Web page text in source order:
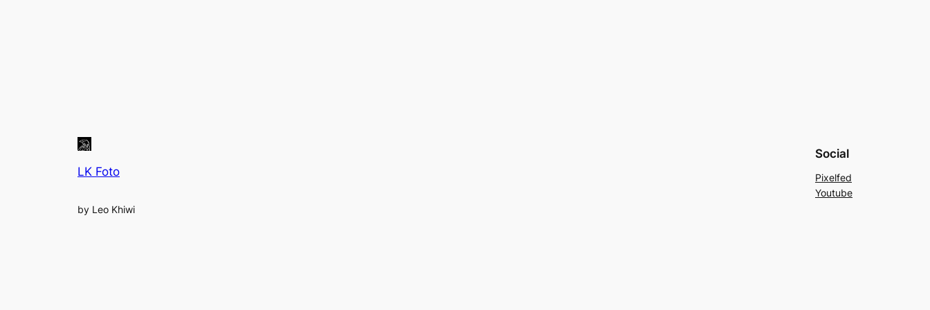
LK Foto
by Leo Khiwi
Social
Pixelfed
Youtube